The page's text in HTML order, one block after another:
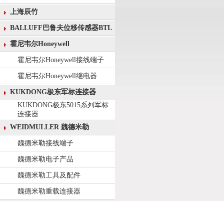
上海辰竹
BALLUFF巴鲁夫位移传感器BTL
霍尼韦尔Honeywell
霍尼韦尔Honeywell接线端子
霍尼韦尔Honeywell继电器
KUKDONG极东军标连接器
KUKDONG极东5015系列军标
连接器
WEIDMULLER 魏德米勒
魏德米勒接线端子
魏德米勒电子产品
魏德米勒工具及配件
魏德米勒重载连接器